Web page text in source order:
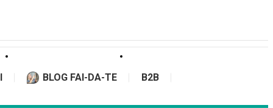
BLOG FAI-DA-TE B2B